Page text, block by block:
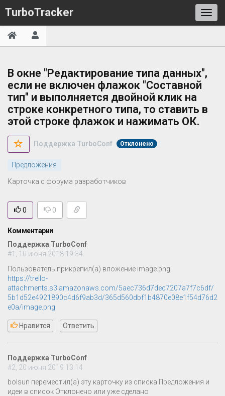
TurboTracker
В окне "Редактирование типа данных",
если не включен флажок "Составной
тип" и выполняется двойной клик на
строке конкретного типа, то ставить в
этой строке флажок и нажимать ОК.
Поддержка TurboConf Отклонено
Предложения
Карточка с форума разработчиков
0 0
Комментарии
Поддержка TurboConf
#1, 10 июня 2018 19:34
Пользователь прикрепил(а) вложение image.png
https://trello-
attachments.s3.amazonaws.com/5aec736d7dec7207a7f7c6df/
5b1d52e4921890c4d6f9ab3d/365d560dbf1b4870e08e1f54d76d2
e0a/image.png
Нравится Ответить
Поддержка TurboConf
#2, 20 июня 2019 13:14
bolsun переместил(а) эту карточку из списка Предложения и
идеи в список Отклонено или уже сделано